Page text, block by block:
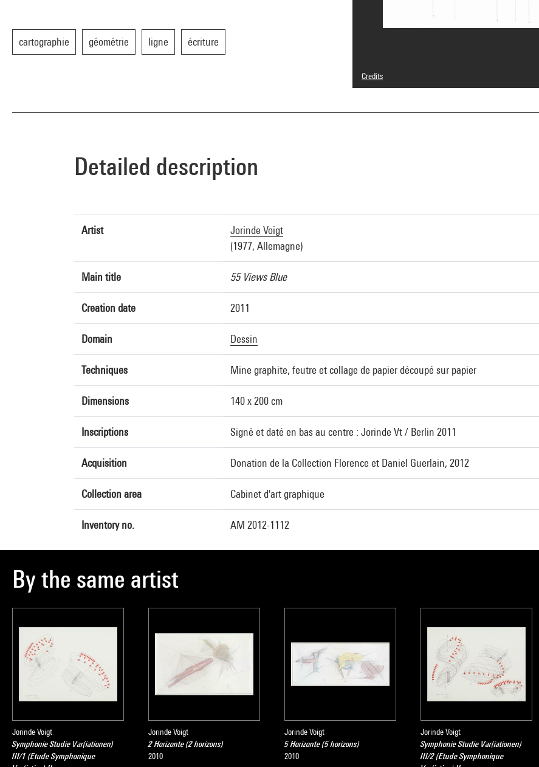
cartographie géométrie ligne écriture
Credits
© Adagp, Paris
Image reference : 4L01997
Detailed description
Artist
Jorinde Voigt
(1977, Allemagne)
Main title 55 Views Blue
Creation date 2011
Domain Dessin
Techniques Mine graphite, feutre et collage de papier découpé sur papier
Dimensions 140 x 200 cm
Inscriptions Signé et daté en bas au centre : Jorinde Vt / Berlin 2011
Acquisition Donation de la Collection Florence et Daniel Guerlain, 2012
Collection area Cabinet d'art graphique
Inventory no. AM 2012-1112
By the same artist
Jorinde Voigt
Symphonie Studie Var(iationen)
III/1 (Etude Symphonique
Jorinde Voigt
2 Horizonte (2 horizons)
2010
Jorinde Voigt
5 Horizonte (5 horizons)
2010
Jorinde Voigt
Symphonie Studie Var(iationen)
III/2 (Etude Symphonique